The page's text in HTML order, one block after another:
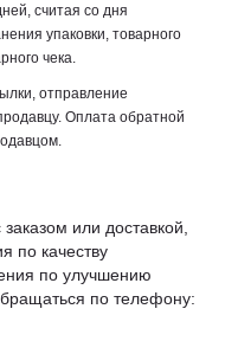
считая со дня
упаковки, товарного
чека.
отправление
Оплата обратной
или доставкой,
по качеству
по улучшению
по телефону: